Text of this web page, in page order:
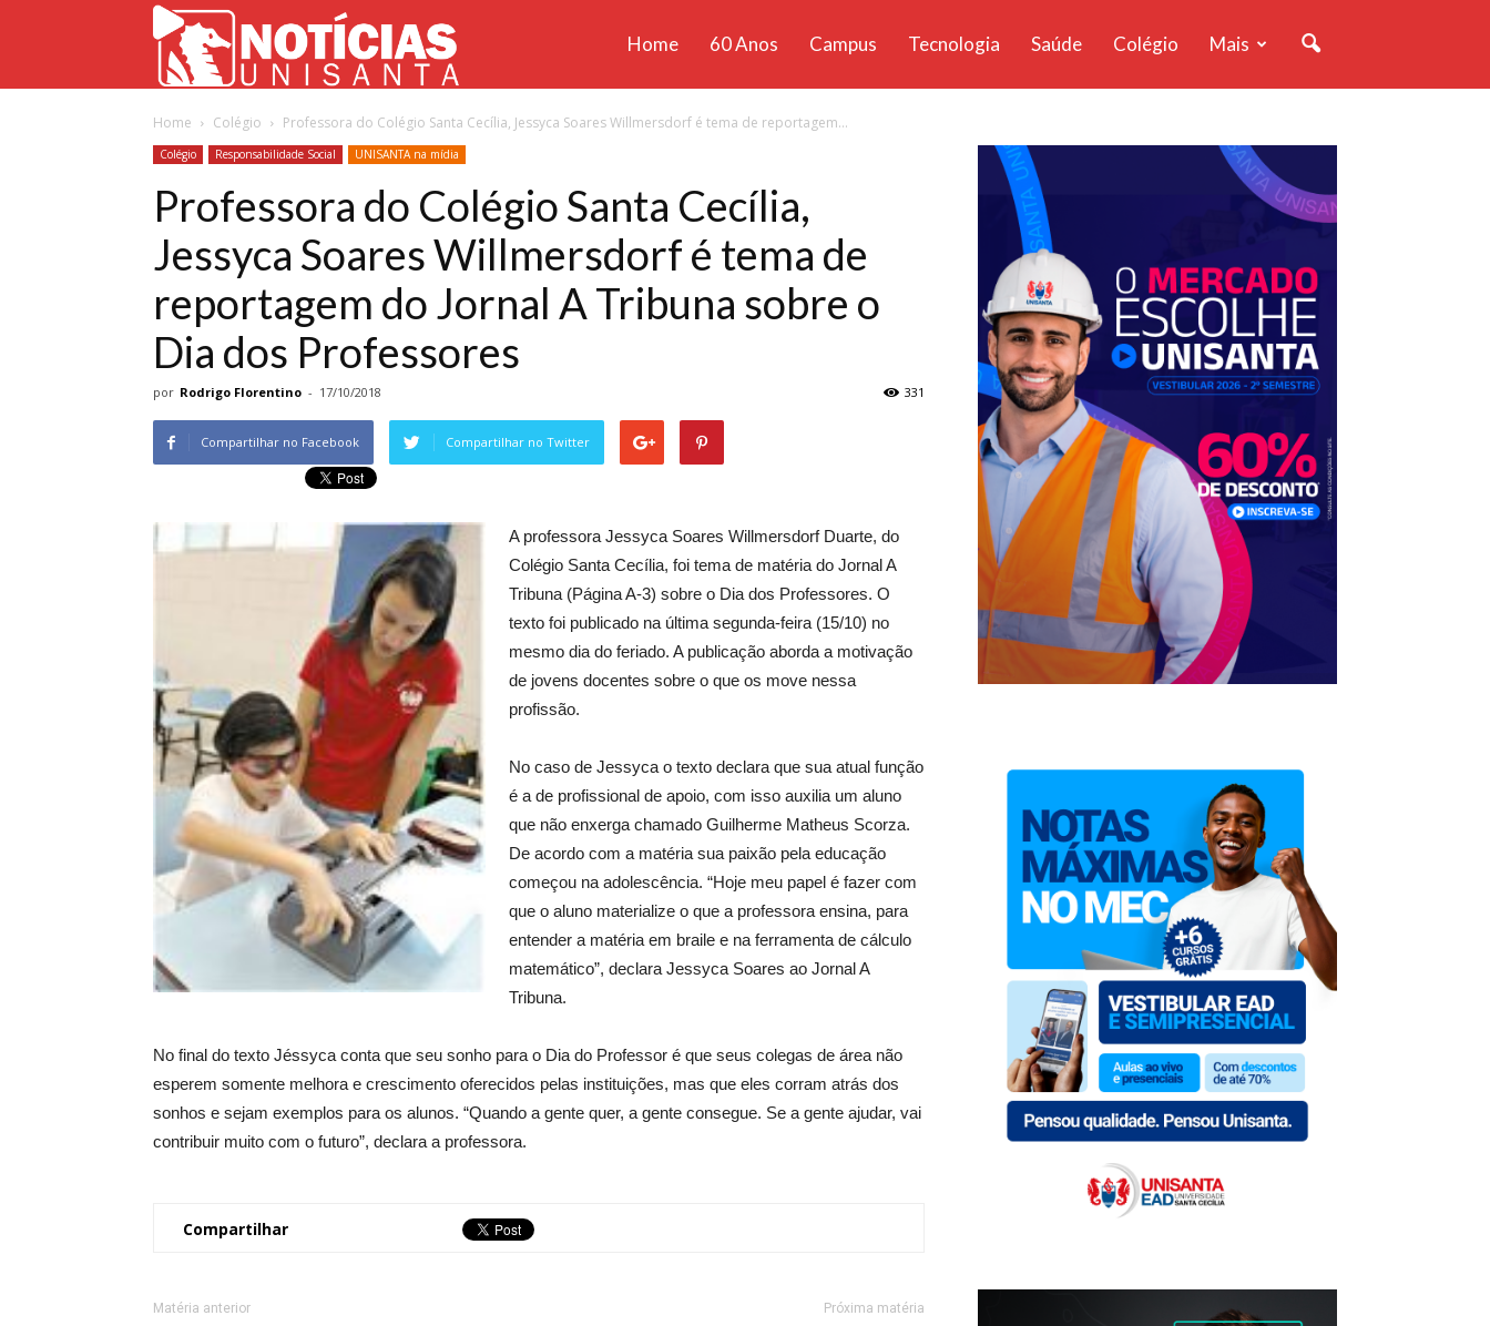
Unisanta
Home 60 Anos Campus Tecnologia Saúde Colégio Mais
Home Colégio Professora do Colégio Santa Cecília, Jessyca Soares Willmersdorf é tema de reportagem...
Colégio Responsabilidade Social UNISANTA na mídia
Professora do Colégio Santa Cecília,
Jessyca Soares Willmersdorf é tema de
reportagem do Jornal A Tribuna sobre o
Dia dos Professores
por Rodrigo Florentino - 17/10/2018 331
Compartilhar no Facebook Compartilhar no Twitter
A professora Jessyca Soares Willmersdorf Duarte, do
Colégio Santa Cecília, foi tema de matéria do Jornal A
Tribuna (Página A-3) sobre o Dia dos Professores. O
texto foi publicado na última segunda-feira (15/10) no
mesmo dia do feriado. A publicação aborda a motivação
de jovens docentes sobre o que os move nessa
profissão.
No caso de Jessyca o texto declara que sua atual função
é a de profissional de apoio, com isso auxilia um aluno
que não enxerga chamado Guilherme Matheus Scorza.
De acordo com a matéria sua paixão pela educação
começou na adolescência. “Hoje meu papel é fazer com
que o aluno materialize o que a professora ensina, para
entender a matéria em braile e na ferramenta de cálculo
matemático”, declara Jessyca Soares ao Jornal A
Tribuna.
No final do texto Jéssyca conta que seu sonho para o Dia do Professor é que seus colegas de área não
esperem somente melhora e crescimento oferecidos pelas instituições, mas que eles corram atrás dos
sonhos e sejam exemplos para os alunos. “Quando a gente quer, a gente consegue. Se a gente ajudar, vai
contribuir muito com o futuro”, declara a professora.
Compartilhar
Matéria anterior Próxima matéria